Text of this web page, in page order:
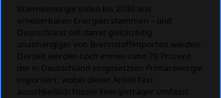
Wärmeenergie sollen bis 2030 aus
erneuerbaren Energien stammen – und
Deutschland soll damit gleichzeitig
unabhängiger von Brennstoffimporten werden.
Derzeit werden noch immer rund 70 Prozent
der in Deutschland eingesetzten Primärenergie
importiert, wobei dieser Anteil fast
ausschließlich fossile Energieträger umfasst.